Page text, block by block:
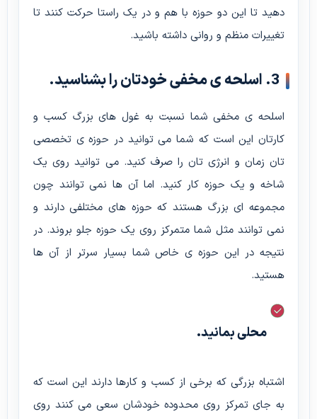
دهید تا این دو حوزه با هم و در یک راستا حرکت کنند تا
تغییرات منظم و روانی داشته باشید.
3. اسلحه ی مخفی خودتان را بشناسید.
اسلحه ی مخفی شما نسبت به غول های بزرگ کسب و
کارتان این است که شما می توانید در حوزه ی تخصصی
تان زمان و انرژی تان را صرف کنید. می توانید روی یک
شاخه و یک حوزه کار کنید. اما آن ها نمی توانند چون
مجموعه ای بزرگ هستند که حوزه های مختلفی دارند و
نمی توانند مثل شما متمرکز روی یک حوزه جلو بروند. در
نتیجه در این حوزه ی خاص شما بسیار سرتر از آن ها
هستید.
محلی بمانید.
اشتباه بزرگی که برخی از کسب و کارها دارند این است که
به جای تمرکز روی محدوده خودشان سعی می کنند روی